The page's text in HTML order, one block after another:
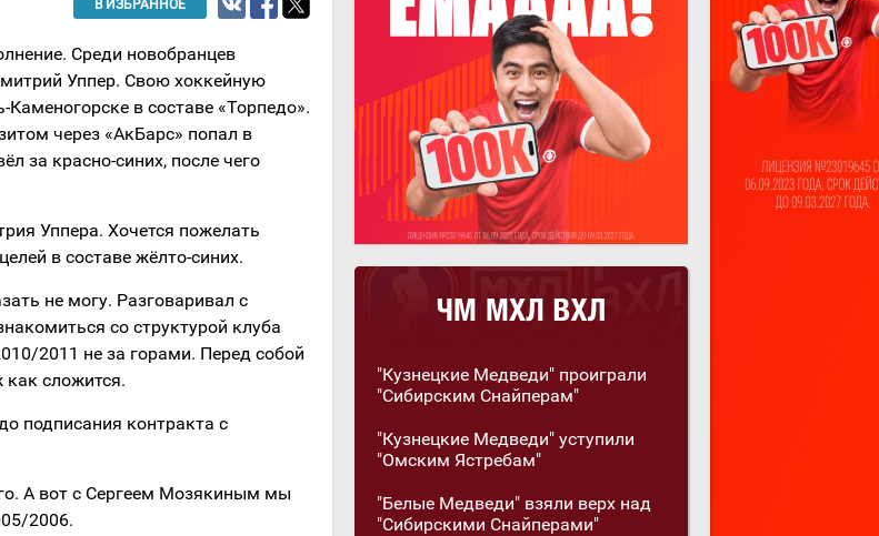
В ИЗБРАННОЕ
Среди новобранцев
Уппер. Свою хоккейную
Каменогорске в составе «Торпедо».
через «АкБарс» попал в
за красно-синих, после чего
Уппера. Хочется пожелать
в составе жёлто-синих.
не могу. Разговаривал с
со структурой клуба
2011 не за горами. Перед собой
как сложится.
подписания контракта с
А вот с Сергеем Мозякиным мы
2006.
"Кузнецкие Медведи" проиграли
"Сибирским Снайперам"
"Кузнецкие Медведи" уступили
"Омским Ястребам"
"Белые Медведи" взяли верх над
"Сибирскими Снайперами"